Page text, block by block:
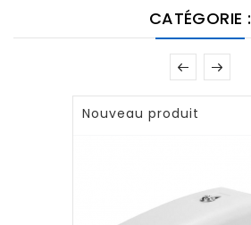
CATÉGORIE :
Nouveau produit